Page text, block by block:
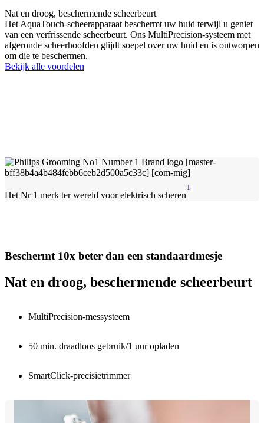
Nat en droog, beschermende scheerbeurt
Het AquaTouch-scheerapparaat beschermt uw huid terwijl u geniet
van een verfrissende scheerbeurt. Ons MultiPrecision-systeem met
afgeronde scheerhoofden glijdt soepel over uw huid en is ontworpen
om die te beschermen.
Bekijk alle voordelen
Het Nr 1 merk ter wereld voor elektrisch scheren
1
Beschermt 10x beter dan een standaardmesje
Nat en droog, beschermende scheerbeurt
MultiPrecision-messysteem
50 min. draadloos gebruik/1 uur opladen
SmartClick-precisietrimmer